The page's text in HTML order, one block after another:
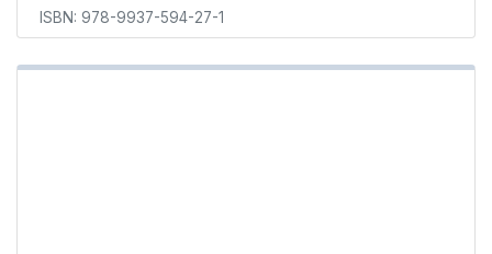
ISBN: 978-9937-594-27-1